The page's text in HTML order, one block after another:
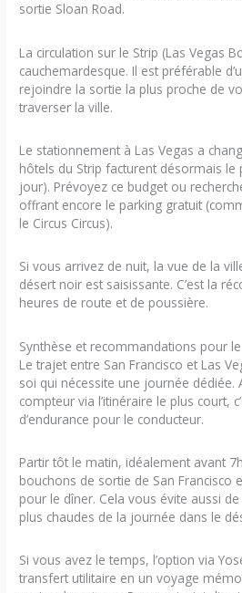
sortie Sloan Road.
La circulation sur le Strip (Las Vegas
cauchemardesque. Il est préférable
rejoindre la sortie la plus proche de
traverser la ville.
Le stationnement à Las Vegas a
hôtels du Strip facturent désormais le
jour). Prévoyez ce budget ou
offrant encore le parking gratuit
le Circus Circus).
Si vous arrivez de nuit, la vue de la
désert noir est saisissante. C’est la
heures de route et de poussière.
Synthèse et recommandations pour
Le trajet entre San Francisco et Las
soi qui nécessite une journée dédiée.
compteur via l’itinéraire le plus court,
d’endurance pour le conducteur.
Partir tôt le matin, idéalement avant
bouchons de sortie de San Francisco
pour le dîner. Cela vous évite aussi
plus chaudes de la journée dans le
Si vous avez le temps, l’option via
transfert utilitaire en un voyage